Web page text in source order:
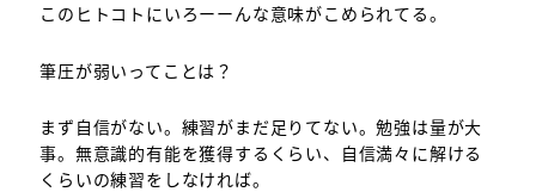
このヒトコトにいろーーんな意味がこめられてる。
筆圧が弱いってことは？
まず自信がない。練習がまだ足りてない。勉強は量が大
事。無意識的有能を獲得するくらい、自信満々に解ける
くらいの練習をしなければ。